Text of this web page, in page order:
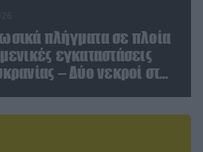
πλήγματα σε πλοία
εγκαταστάσεις
– Δύο νεκροί στην